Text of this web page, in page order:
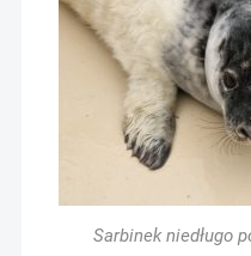
Sarbinek niedługo